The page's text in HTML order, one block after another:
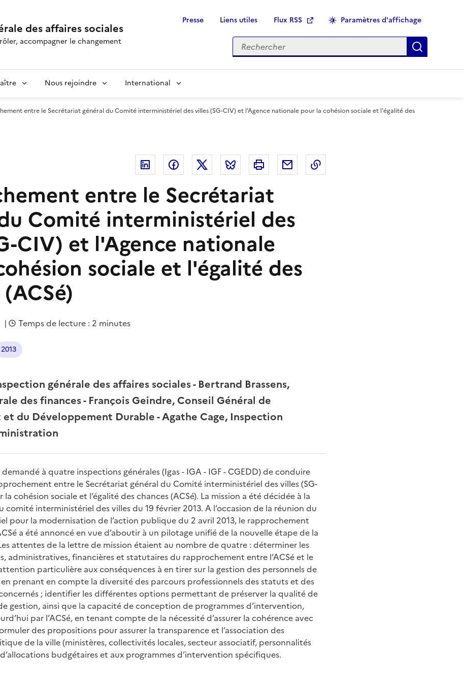
des affaires sociales
accompagner le changement
Presse Liens utiles Flux RSS Paramètres d'affichage
Rechercher
Nous rejoindre International
entre le Secrétariat général du Comité interministériel des villes (SG-CIV) et l'Agence nationale pour la cohésion sociale et l'égalité des
Linkedin FacebookTwitter Bluesky Imprimer Courriel
entre le Secrétariat
Comité interministériel des
CIV) et l'Agence nationale
sociale et l'égalité des
| Temps de lecture : 2 minutes
2013
générale des affaires sociales - Bertrand Brassens,
des finances - François Geindre, Conseil Général de
du Développement Durable - Agathe Cage, Inspection
à quatre inspections générales (Igas - IGA - IGF - CGEDD) de conduire
entre le Secrétariat général du Comité interministériel des villes (SG-
la cohésion sociale et l’égalité des chances (ACSé). La mission a été décidée à la
comité interministériel des villes du 19 février 2013. A l’occasion de la réunion du
pour la modernisation de l’action publique du 2 avril 2013, le rapprochement
a été annoncé en vue d’aboutir à un pilotage unifié de la nouvelle étape de la
attentes de la lettre de mission étaient au nombre de quatre : déterminer les
administratives, financières et statutaires du rapprochement entre l’ACSé et le
particulière aux conséquences à en tirer sur la gestion des personnels de
en prenant en compte la diversité des parcours professionnels des statuts et des
; identifier les différentes options permettant de préserver la qualité de
gestion, ainsi que la capacité de conception de programmes d’intervention,
par l’ACSé, en tenant compte de la nécessité d’assurer la cohérence avec
des propositions pour assurer la transparence et l’association des
de la ville (ministères, collectivités locales, secteur associatif, personnalités
budgétaires et aux programmes d’intervention spécifiques.